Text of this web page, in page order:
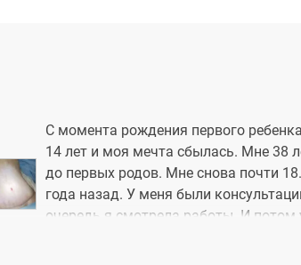
С момента рождения первого
14 лет и моя мечта сбылась. Мне 38
до первых родов. Мне снова почти
года назад. У меня были
очередь я смотрела работы. И